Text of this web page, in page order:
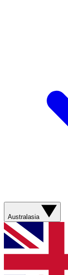
Australasia